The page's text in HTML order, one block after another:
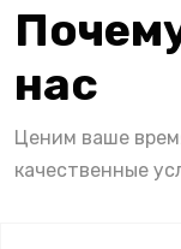
нас
Ценим ваше
качественные